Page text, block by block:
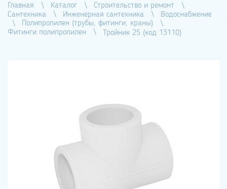
Главная Каталог
Строительство и ремонт
Сантехника
Инженерная сантехника
Водоснабжение
Полипропилен (трубы, фитинги, краны)
Фитинги полипропилен
Тройник 25 (код 13110)